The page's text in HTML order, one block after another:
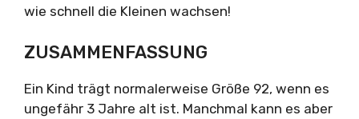
wie schnell die Kleinen wachsen!
ZUSAMMENFASSUNG
Ein Kind trägt normalerweise Größe 92, wenn es
ungefähr 3 Jahre alt ist. Manchmal kann es aber